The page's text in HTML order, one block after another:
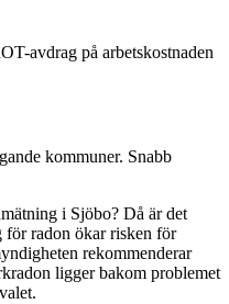
avdrag på arbetskostnaden
kommuner. Snabb
i Sjöbo? Då är det
för radon ökar risken för
rekommenderar
ligger bakom problemet